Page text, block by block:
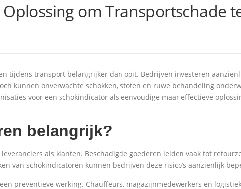
om Transportschade
tijdens transport belangrijker dan ooit. Bedrijven investeren
kunnen onverwachte schokken, stoten en ruwe behandeling
voor een schokindicator als eenvoudige maar effectieve
belangrijk?
als klanten. Beschadigde goederen leiden vaak tot
van schokindicatoren kunnen bedrijven deze risico’s aanzienlijk
preventieve werking. Chauffeurs, magazijnmedewerkers en